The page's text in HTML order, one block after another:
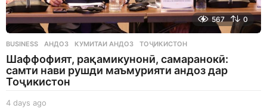
567 0
BUSINESS АНДОЗ ,КУМИТАИ АНДОЗ ,ТОҶИКИСТОН
Шаффофият, рақамикунонӣ, самаранокӣ:
самти нави рушди маъмурияти андоз дар
Тоҷикистон
4 days ago